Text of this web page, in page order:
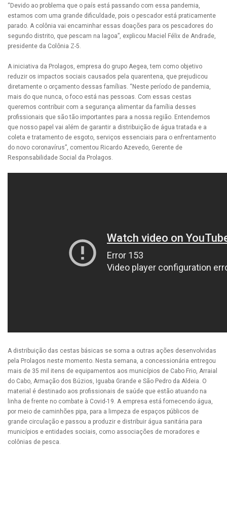
“Devido ao problema que o país está passando com essa pandemia,
estamos com uma grande dificuldade, pois o pescador está praticamente
parado. A colônia vai encaminhar essas doações para os pescadores do
segundo distrito, que pescam na lagoa”, explicou Maciel Félix de Andrade,
presidente da Colônia Z-5.
A iniciativa da Prolagos, empresa do grupo Aegea, tem como objetivo
reduzir os impactos sociais causados pela quarentena, que prejudicou
diretamente o orçamento dessas famílias. “Neste período de pandemia,
mais do que nunca, o foco está nas pessoas. Com essas cestas
queremos contribuir com a segurança alimentar da família desses
profissionais que são tão importantes para a nossa região. Entendemos
que nosso papel vai além de garantir a distribuição de água tratada e a
coleta e tratamento de esgoto, serviços essenciais para o enfrentamento
do novo coronavírus”, comentou Ricardo Azevedo, Gerente de
Responsabilidade Social da Prolagos.
A distribuição das cestas básicas se soma a outras ações desenvolvidas
pela Prolagos neste momento. Nesta semana, a concessionária entregou
mais de 35 mil itens de equipamentos aos municípios de Cabo Frio, Arraial
do Cabo, Armação dos Búzios, Iguaba Grande e São Pedro da Aldeia. O
material é destinado aos profissionais de saúde que estão atuando na
linha de frente no combate à Covid-19. A empresa está fornecendo água,
por meio de caminhões pipa, para a limpeza de espaços públicos de
grande circulação e passou a produzir e distribuir água sanitária para
municípios e entidades sociais, como associações de moradores e
colônias de pesca.